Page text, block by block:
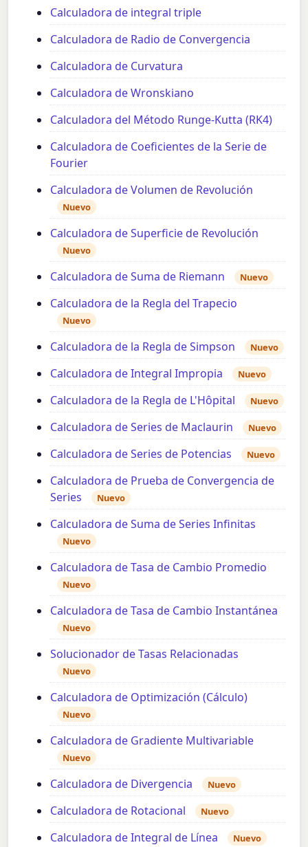
Calculadora de integral triple
Calculadora de Radio de Convergencia
Calculadora de Curvatura
Calculadora de Wronskiano
Calculadora del Método Runge-Kutta (RK4)
Calculadora de Coeficientes de la Serie de
Fourier
Calculadora de Volumen de Revolución
Nuevo
Calculadora de Superficie de Revolución
Nuevo
Calculadora de Suma de Riemann Nuevo
Calculadora de la Regla del Trapecio
Nuevo
Calculadora de la Regla de Simpson Nuevo
Calculadora de Integral Impropia Nuevo
Calculadora de la Regla de L'Hôpital Nuevo
Calculadora de Series de Maclaurin Nuevo
Calculadora de Series de Potencias Nuevo
Calculadora de Prueba de Convergencia de
Series
Nuevo
Calculadora de Suma de Series Infinitas
Nuevo
Calculadora de Tasa de Cambio Promedio
Nuevo
Calculadora de Tasa de Cambio Instantánea
Nuevo
Solucionador de Tasas Relacionadas
Nuevo
Calculadora de Optimización (Cálculo)
Nuevo
Calculadora de Gradiente Multivariable
Nuevo
Calculadora de Divergencia Nuevo
Calculadora de Rotacional Nuevo
Calculadora de Integral de Línea Nuevo